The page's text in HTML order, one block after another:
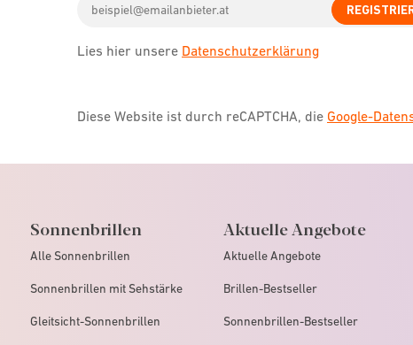
address
Lies hier unsere Datenschutzerklärung
Diese Website ist durch reCAPTCHA, die Google-
Sonnenbrillen
Alle Sonnenbrillen
Sonnenbrillen mit Sehstärke
Gleitsicht-Sonnenbrillen
Aktuelle Angebote
Aktuelle Angebote
Brillen-Bestseller
Sonnenbrillen-Bestseller